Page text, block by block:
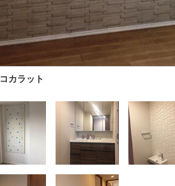
カラット